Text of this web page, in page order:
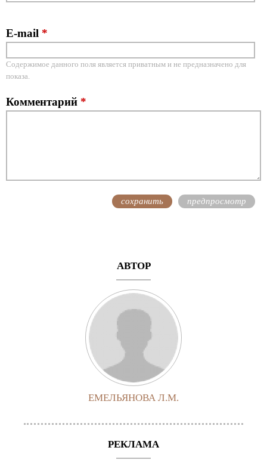
E-mail *
Содержимое данного поля является приватным и не предназначено для
показа.
Комментарий *
АВТОР
ЕМЕЛЬЯНОВА Л.М.
РЕКЛАМА